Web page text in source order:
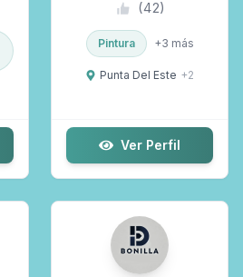
(42)
Pintura +3 más
Punta Del Este +2
Ver Perfil